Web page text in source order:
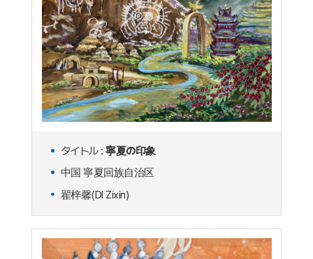
タイトル : 寧夏の印象
中国 寧夏回族自治区
翟梓馨(DI Zixin)